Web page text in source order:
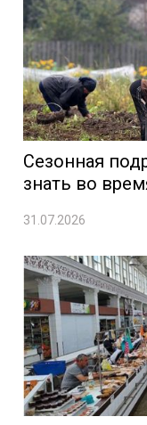
Сезонная
знать во
31.07.2026